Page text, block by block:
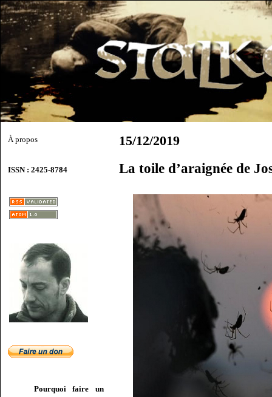
À propos
ISSN : 2425-8784
Pourquoi faire un
15/12/2019
La toile d’araignée de